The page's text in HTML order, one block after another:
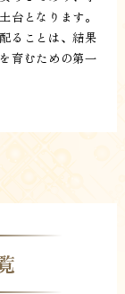
台となります。
ることは、結果
育むための第一